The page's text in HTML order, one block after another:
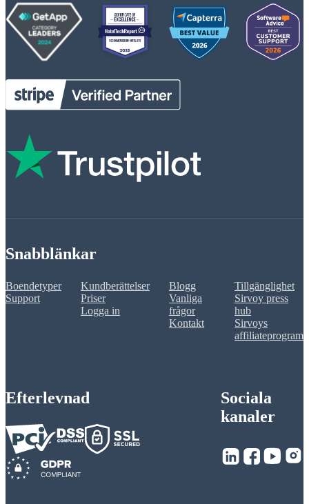
Snabblänkar
Boendetyper
Support
Kundberättelser
Priser
Logga in
Blogg
Vanliga
frågor
Kontakt
Tillgänglighet
Sirvoy press
hub
Sirvoys
affiliateprogram
Efterlevnad
Sociala
kanaler